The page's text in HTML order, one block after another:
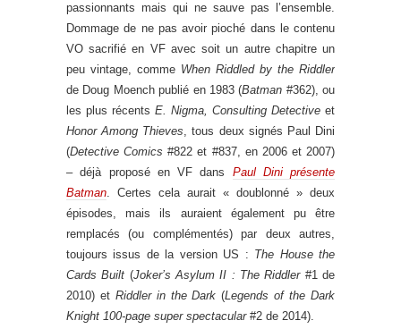
passionnants mais qui ne sauve pas l’ensemble.
Dommage de ne pas avoir pioché dans le contenu
VO sacrifié en VF avec soit un autre chapitre un
peu vintage, comme When Riddled by the Riddler
de Doug Moench publié en 1983 (Batman #362), ou
les plus récents E. Nigma, Consulting Detective et
Honor Among Thieves, tous deux signés Paul Dini
(Detective Comics #822 et #837, en 2006 et 2007)
– déjà proposé en VF dans Paul Dini présente
Batman. Certes cela aurait « doublonné » deux
épisodes, mais ils auraient également pu être
remplacés (ou complémentés) par deux autres,
toujours issus de la version US : The House the
Cards Built (Joker’s Asylum II : The Riddler#1 de
2010) et Riddler in the Dark (Legends of the Dark
Knight 100-page super spectacular#2 de 2014).